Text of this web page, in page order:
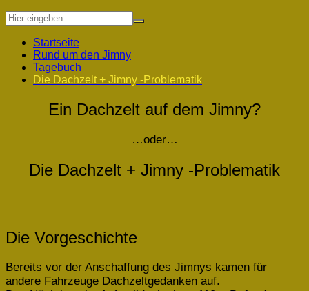
Startseite
Rund um den Jimny
Tagebuch
Die Dachzelt + Jimny -Problematik
Ein Dachzelt auf dem Jimny?
…oder…
Die Dachzelt + Jimny -Problematik
Die Vorgeschichte
Bereits vor der Anschaffung des Jimnys kamen für
andere Fahrzeuge Dachzeltgedanken auf.